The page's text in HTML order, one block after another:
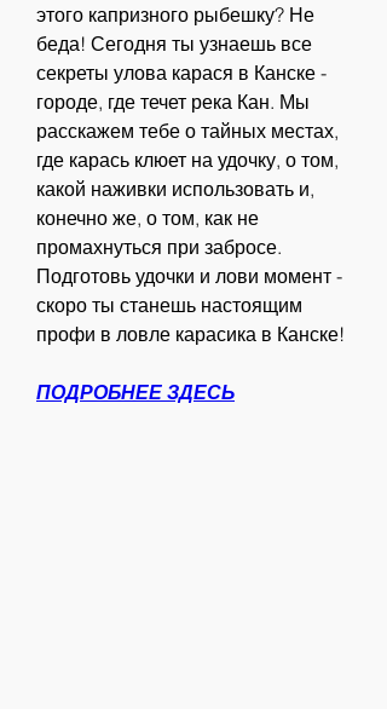
этого капризного рыбешку? Не
беда! Сегодня ты узнаешь все
секреты улова карася в Канске -
городе, где течет река Кан. Мы
расскажем тебе о тайных местах,
где карась клюет на удочку, о том,
какой наживки использовать и,
конечно же, о том, как не
промахнуться при забросе.
Подготовь удочки и лови момент -
скоро ты станешь настоящим
профи в ловле карасика в Канске!
ПОДРОБНЕЕ ЗДЕСЬ